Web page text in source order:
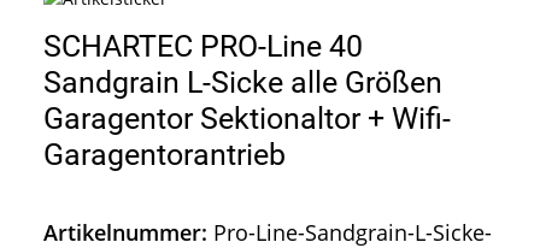
SCHARTEC PRO-Line 40
Sandgrain L-Sicke alle Größen
Garagentor Sektionaltor + Wifi-
Garagentorantrieb
Artikelnummer: Pro-Line-Sandgrain-L-Sicke-